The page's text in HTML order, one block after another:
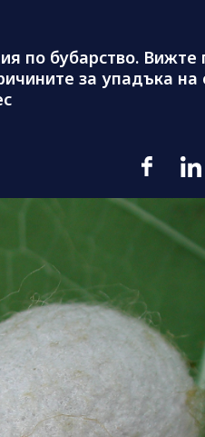
по бубарство. Вижте
за упадъка на